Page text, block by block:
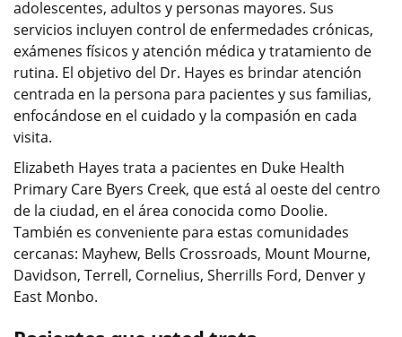
adolescentes, adultos y personas mayores. Sus
servicios incluyen control de enfermedades crónicas,
exámenes físicos y atención médica y tratamiento de
rutina. El objetivo del Dr. Hayes es brindar atención
centrada en la persona para pacientes y sus familias,
enfocándose en el cuidado y la compasión en cada
visita.
Elizabeth Hayes trata a pacientes en Duke Health
Primary Care Byers Creek, que está al oeste del centro
de la ciudad, en el área conocida como Doolie.
También es conveniente para estas comunidades
cercanas: Mayhew, Bells Crossroads, Mount Mourne,
Davidson, Terrell, Cornelius, Sherrills Ford, Denver y
East Monbo.